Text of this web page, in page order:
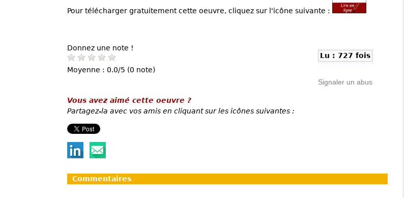
Pour télécharger gratuitement cette oeuvre, cliquez sur l'icône suivante :
Donnez une note !
Moyenne : 0.0/5 (0 note)
Lu : 727 fois
Signaler un abus
Vous avez aimé cette oeuvre ?
Partagez-la avec vos amis en cliquant sur les icônes suivantes :
Commentaires